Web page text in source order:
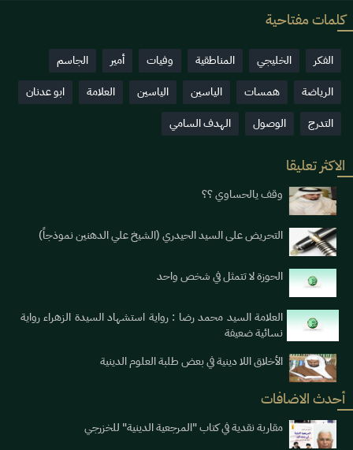
كلمات مفتاحية
الفكر الخليجي المناطقية وفيات أمير
الجاسم
الرياضة
همسات الياسين الياسين العلامة
ابو عدنان
التدرج
الوصول الهدف السامي
الاكثر تعليقا
وقف يالحساوي ؟؟
التحريض على السيد الحيدري (الشيخ علي الدهنين نموذجاً)
الحوزة لا تتمثل في شخص واحد
العلامة السيد محمد رضا : رواية استشهاد السيدة الزهراء رواية
نسائية ضعيفة
الأخلاق اللا دينية في بعض طلبة العلوم الدينية
أحدث الاضافات
مقاربة نقدية في كتاب "المرجعية الدينية" للخزرجي